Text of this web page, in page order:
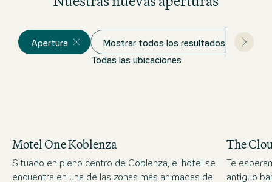
Apertura Mostrar todos los resultados
Todas las ubicaciones
Motel One Koblenza
Situado en pleno centro de Coblenza, el hotel se
encuentra en una de las zonas más animadas de
The
Te
antiguo